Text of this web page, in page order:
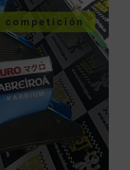
competición
de